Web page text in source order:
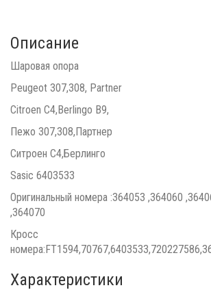
Описание
Шаровая опора
Peugeot 307,308, Partner
Citroen C4,Berlingo B9,
Пежо 307,308,Партнер
Ситроен С4,Берлинго
Sasic 6403533
Оригинальный номера :364053 ,364060
,364070
Кросс
Характеристики